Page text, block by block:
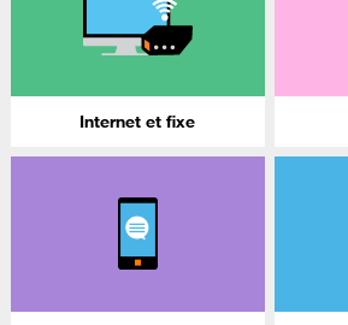
Internet et fixe